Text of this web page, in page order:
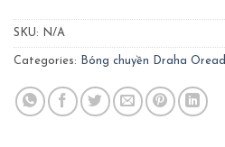
SKU: N/A
Categories: Bóng chuyền Draha Oread